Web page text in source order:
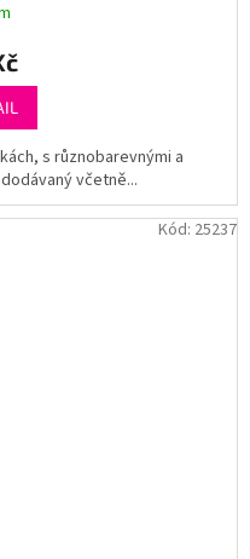
s různobarevnými a
včetně...
Kód: 25237